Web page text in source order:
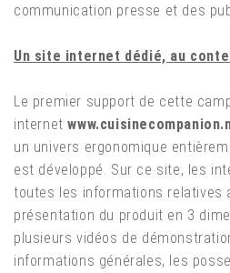
communication presse et des
Un site internet dédié, au
Le premier support de cette
internet
un univers ergonomique
est développé. Sur ce site, les
toutes les informations relatives
présentation du produit en 3
plusieurs vidéos de
informations générales, les